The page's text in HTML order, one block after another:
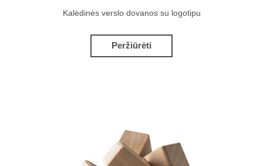
Kalėdinės verslo dovanos su logotipu
Peržiūrėti